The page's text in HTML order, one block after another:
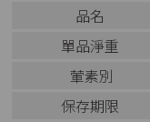
品名
單品淨重
葷素別
保存期限